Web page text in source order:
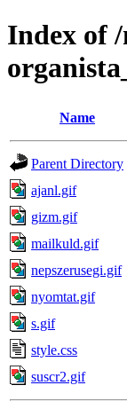
Index of
Name
Parent Directory
ajanl.gif
gizm.gif
mailkuld.gif
nepszerusegi.gif
nyomtat.gif
s.gif
style.css
suscr2.gif